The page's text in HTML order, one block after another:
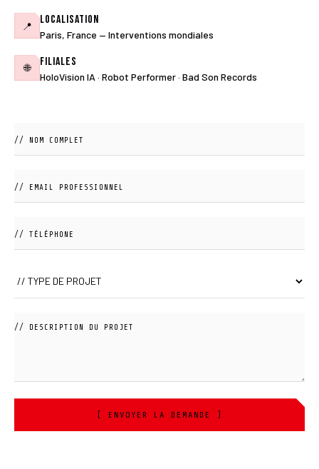
📍 Localisation
Paris, France — Interventions mondiales
🌐 Filiales
HoloVision IA · Robot Performer · Bad Son Records
[ ENVOYER LA DEMANDE ]